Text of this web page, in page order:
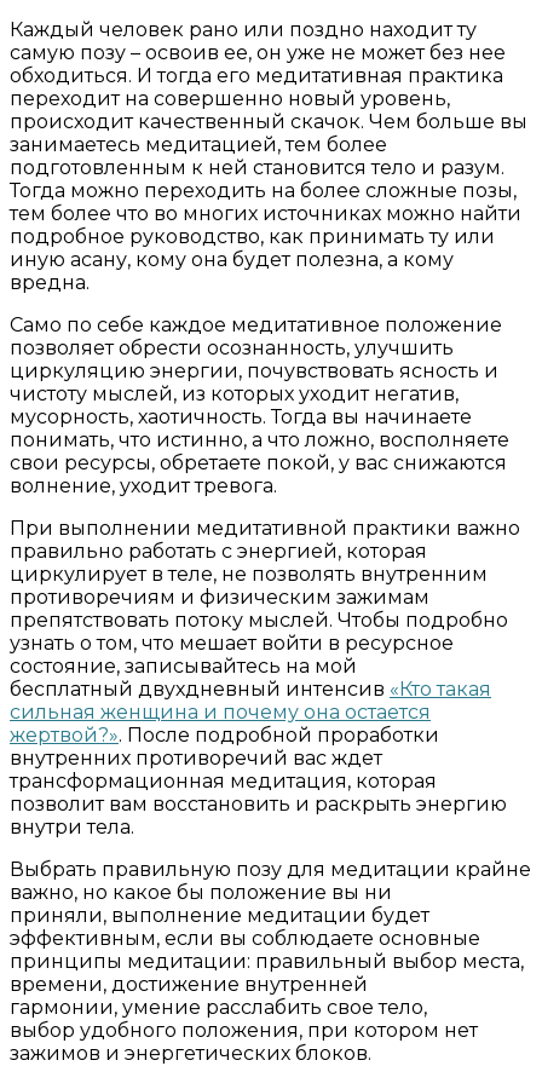
Каждый человек рано или поздно находит ту
самую позу – освоив ее, он уже не может без нее
обходиться. И тогда его медитативная практика
переходит на совершенно новый уровень,
происходит качественный скачок. Чем больше вы
занимаетесь медитацией, тем более
подготовленным к ней становится тело и разум.
Тогда можно переходить на более сложные позы,
тем более что во многих источниках можно найти
подробное руководство, как принимать ту или
иную асану, кому она будет полезна, а кому
вредна.
Само по себе каждое медитативное положение
позволяет обрести осознанность, улучшить
циркуляцию энергии, почувствовать ясность и
чистоту мыслей, из которых уходит негатив,
мусорность, хаотичность. Тогда вы начинаете
понимать, что истинно, а что ложно, восполняете
свои ресурсы, обретаете покой, у вас снижаются
волнение, уходит тревога.
При выполнении медитативной практики важно
правильно работать с энергией, которая
циркулирует в теле, не позволять внутренним
противоречиям и физическим зажимам
препятствовать потоку мыслей. Чтобы подробно
узнать о том, что мешает войти в ресурсное
состояние, записывайтесь на мой
бесплатный двухдневный интенсив «Кто такая
сильная женщина и почему она остается
жертвой?». После подробной проработки
внутренних противоречий вас ждет
трансформационная медитация, которая
позволит вам восстановить и раскрыть энергию
внутри тела.
Выбрать правильную позу для медитации крайне
важно, но какое бы положение вы ни
приняли, выполнение медитации будет
эффективным, если вы соблюдаете основные
принципы медитации: правильный выбор места,
времени, достижение внутренней
гармонии, умение расслабить свое тело,
выбор удобного положения, при котором нет
зажимов и энергетических блоков.